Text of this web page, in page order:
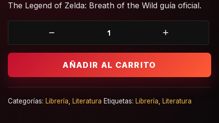
The Legend of Zelda: Breath of the Wild guía oficial.
AÑADIR AL CARRITO
Categorías: Librería Literatura Etiquetas: Librería Literatura